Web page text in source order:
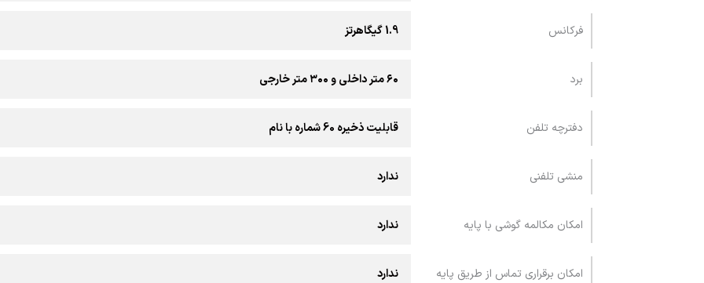
فرکانس 1.9 گیگاهرتز
برد ۶۰ متر داخلی و ۳۰۰ متر خارجی
دفترچه تلفن قابلیت ذخیره 60 شماره با نام
منشی تلفنی ندارد
امکان مکالمه گوشی با پايه ندارد
امکان برقراری تماس از طريق پايه ندارد